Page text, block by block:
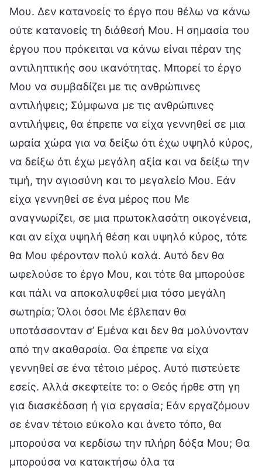
Μου. Δεν κατανοείς το έργο που θέλω να κάνω
ούτε κατανοείς τη διάθεσή Μου. Η σημασία του
έργου που πρόκειται να κάνω είναι πέραν της
αντιληπτικής σου ικανότητας. Μπορεί το έργο
Μου να συμβαδίζει με τις ανθρώπινες
αντιλήψεις; Σύμφωνα με τις ανθρώπινες
αντιλήψεις, θα έπρεπε να είχα γεννηθεί σε μια
ωραία χώρα για να δείξω ότι έχω υψηλό κύρος,
να δείξω ότι έχω μεγάλη αξία και να δείξω την
τιμή, την αγιοσύνη και το μεγαλείο Μου. Εάν
είχα γεννηθεί σε ένα μέρος που Με
αναγνωρίζει, σε μια πρωτοκλασάτη οικογένεια,
και αν είχα υψηλή θέση και υψηλό κύρος, τότε
θα Μου φέρονταν πολύ καλά. Αυτό δεν θα
ωφελούσε το έργο Μου, και τότε θα μπορούσε
και πάλι να αποκαλυφθεί μια τόσο μεγάλη
σωτηρία; Όλοι όσοι Με έβλεπαν θα
υποτάσσονταν σ’ Εμένα και δεν θα μολύνονταν
από την ακαθαρσία. Θα έπρεπε να είχα
γεννηθεί σε ένα τέτοιο μέρος. Αυτό πιστεύετε
εσείς. Αλλά σκεφτείτε το: ο Θεός ήρθε στη γη
για διασκέδαση ή για εργασία; Εάν εργαζόμουν
σε έναν τέτοιο εύκολο και άνετο τόπο, θα
μπορούσα να κερδίσω την πλήρη δόξα Μου; Θα
μπορούσα να κατακτήσω όλα τα